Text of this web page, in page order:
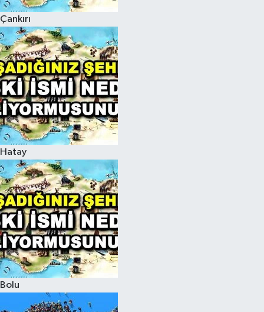
Çankırı
Hatay
Bolu